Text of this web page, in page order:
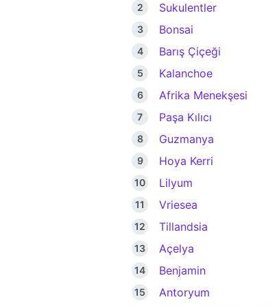
Sukulentler
Bonsai
Barış Çiçeği
Kalanchoe
Afrika Menekşesi
Paşa Kılıcı
Guzmanya
Hoya Kerri
Lilyum
Vriesea
Tillandsia
Açelya
Benjamin
Antoryum